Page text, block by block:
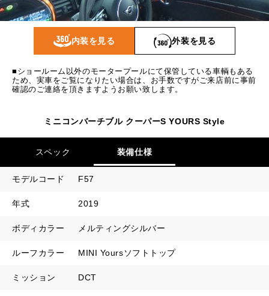
1回目 19,411
2回目以降 16,800
ボーナス月数 14 回
内装を見る 外装を見る
■ショールーム以外のモータープールにて保管している車輌もある
ため、実車をご覧になりたい場合は、お手数ですがご来店前に事前
確認のご連絡を頂きますようお願い致します。
ミニコンバーチブル クーパーS YOURS Style
スペック 装備仕様
モデルコード F57
年式 2019
ボディカラー メルティングシルバー
ルーフカラー MINI Yoursソフトトップ
ミッション DCT